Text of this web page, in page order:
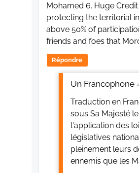
Mohamed 6. Huge
protecting the territorial
above 50% of
friends and foes that
Répondre
Un Francophone
Traduction en
sous Sa Majesté
l'application des
législatives
pleinement leurs
ennemis que les